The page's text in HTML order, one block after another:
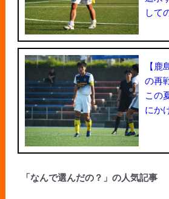
して
【
の再
この
にか
「なんで選んだの？」の人気記事